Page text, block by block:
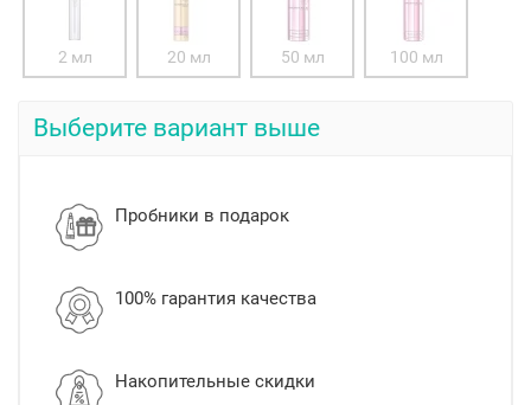
2 мл 20 мл 50 мл 100 мл
Выберите вариант выше
Пробники в подарок
100% гарантия качества
Накопительные скидки